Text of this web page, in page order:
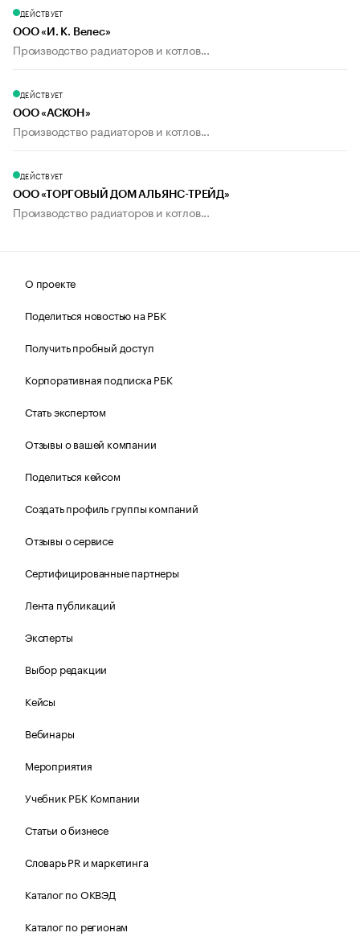
ДЕЙСТВУЕТ
ООО «И. К. Велес»
Производство радиаторов и котлов...
ДЕЙСТВУЕТ
ООО «АСКОН»
Производство радиаторов и котлов...
ДЕЙСТВУЕТ
ООО «ТОРГОВЫЙ ДОМ АЛЬЯНС-ТРЕЙД»
Производство радиаторов и котлов...
О проекте
Поделиться новостью на РБК
Получить пробный доступ
Корпоративная подписка РБК
Стать экспертом
Отзывы о вашей компании
Поделиться кейсом
Создать профиль группы компаний
Отзывы о сервисе
Сертифицированные партнеры
Лента публикаций
Эксперты
Выбор редакции
Кейсы
Вебинары
Мероприятия
Учебник РБК Компании
Статьи о бизнесе
Словарь PR и маркетинга
Каталог по ОКВЭД
Каталог по регионам